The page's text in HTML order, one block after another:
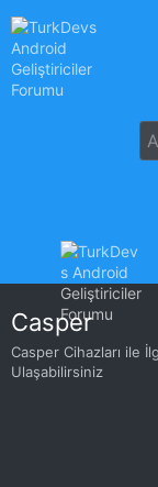
Casper
Casper Cihazları ile
Ulaşabilirsiniz